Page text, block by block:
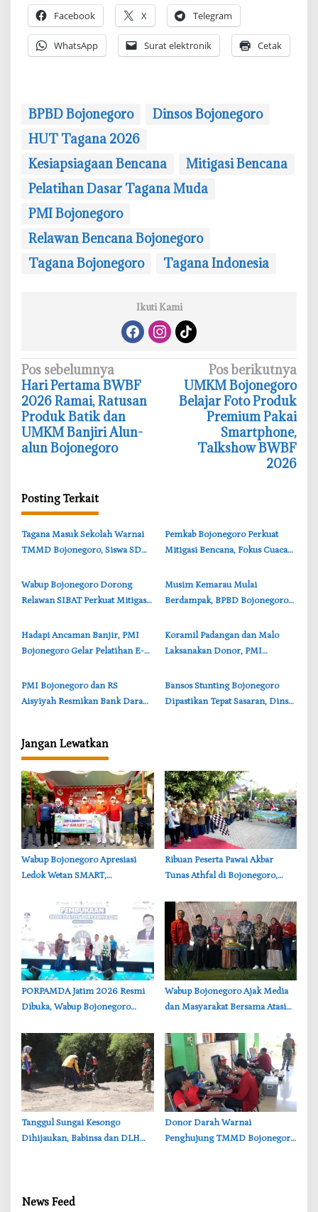
Facebook X Telegram
WhatsApp Surat elektronik Cetak
BPBD Bojonegoro
Dinsos Bojonegoro
HUT Tagana 2026
Kesiapsiagaan Bencana
Mitigasi Bencana
Pelatihan Dasar Tagana Muda
‎PMI Bojonegoro
Relawan Bencana Bojonegoro
Tagana Bojonegoro
Tagana Indonesia
Ikuti Kami
N
a
v
i
g
s
i
p
o
Pos sebelumnya
‎Hari Pertama BWBF
2026 Ramai, Ratusan
Produk Batik dan
UMKM Banjiri Alun-
alun Bojonegoro
Pos berikutnya
‎UMKM Bojonegoro
Belajar Foto Produk
Premium Pakai
Smartphone,
Talkshow BWBF
2026
Posting Terkait
‎Tagana Masuk Sekolah Warnai
TMMD Bojonegoro, Siswa SD
‎Pemkab Bojonegoro Perkuat
Mitigasi Bencana, Fokus Cuaca
‎Wabup Bojonegoro Dorong
Relawan SIBAT Perkuat Mitigasi
‎Musim Kemarau Mulai
Berdampak, BPBD Bojonegoro
Bersih
‎Hadapi Ancaman Banjir, PMI
Bojonegoro Gelar Pelatihan E-
‎Koramil Padangan dan Malo
Laksanakan Donor, PMI
Darah
‎PMI Bojonegoro dan RS
Aisyiyah Resmikan Bank Darah,
‎Bansos Stunting Bojonegoro
Dipastikan Tepat Sasaran, Dinsos
Jangan Lewatkan
‎Wabup Bojonegoro Apresiasi
Ledok Wetan SMART,
Bersinergi
‎Ribuan Peserta Pawai Akbar
Tunas Athfal di Bojonegoro,
Anak
‎PORPAMDA Jatim 2026 Resmi
Dibuka, Wabup Bojonegoro
Bersih
Wabup Bojonegoro Ajak Media
dan Masyarakat Bersama Atasi
‎Tanggul Sungai Kesongo
Dihijaukan, Babinsa dan DLH
‎Donor Darah Warnai
Penghujung TMMD Bojonegoro
News Feed